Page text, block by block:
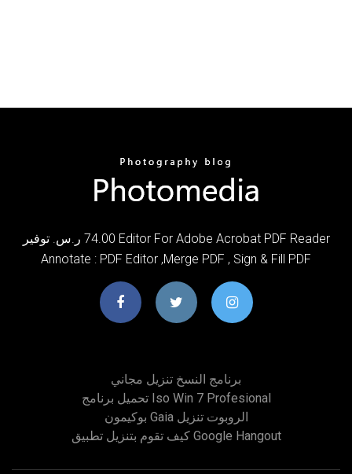
توفير ‪ر.س.‏‎ 74.00‬ Editor For Adobe Acrobat PDF Reader
Annotate : PDF Editor ,Merge PDF , Sign & Fill PDF
برنامج النسخ تنزيل مجاني
تحميل برنامج Iso Win 7 Profesional
بوكيمون Gaia الروبوت تنزيل
كيف تقوم بتنزيل تطبيق Google Hangout